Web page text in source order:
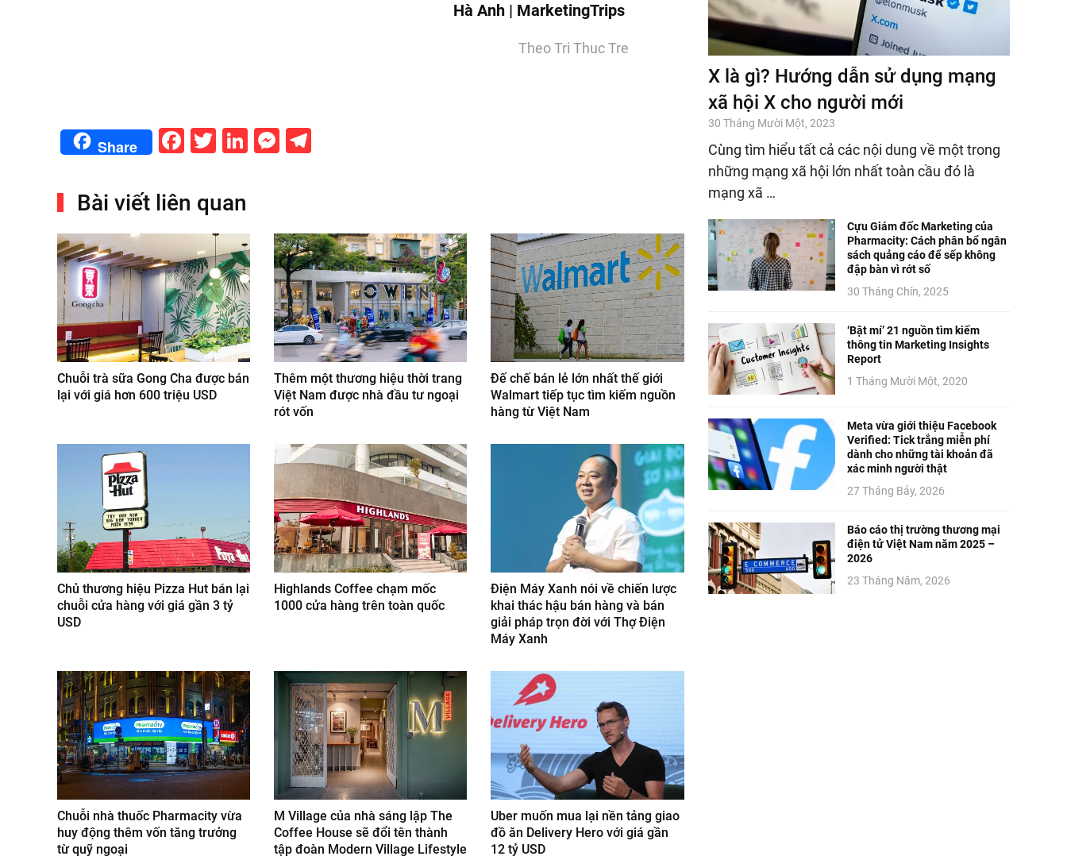
Hà Anh | MarketingTrips
Theo Tri Thuc Tre
Share Facebook
Twitter
LinkedIn
Messenger
Bài viết liên quan
Chuỗi trà sữa Gong Cha được bán
lại với giá hơn 600 triệu USD
Thêm một thương hiệu thời trang
Việt Nam được nhà đầu tư ngoại
rót vốn
Đế chế bán lẻ lớn nhất thế giới
Walmart tiếp tục tìm kiếm nguồn
hàng từ Việt Nam
Chủ thương hiệu Pizza Hut bán lại
chuỗi cửa hàng với giá gần 3 tỷ
USD
Highlands Coffee chạm mốc
1000 cửa hàng trên toàn quốc
Điện Máy Xanh nói về chiến lược
khai thác hậu bán hàng và bán
giải pháp trọn đời với Thợ Điện
Máy Xanh
Chuỗi nhà thuốc Pharmacity vừa
huy động thêm vốn tăng trưởng
từ quỹ ngoại
M Village của nhà sáng lập The
Coffee House sẽ đổi tên thành
tập đoàn Modern Village Lifestyle
Uber muốn mua lại nền tảng giao
đồ ăn Delivery Hero với giá gần
12 tỷ USD
X là gì? Hướng dẫn sử dụng mạng
xã hội X cho người mới
30 Tháng Mười Một, 2023
Cùng tìm hiểu tất cả các nội dung về một trong
những mạng xã hội lớn nhất toàn cầu đó là
mạng xã …
Cựu Giám đốc Marketing của
Pharmacity: Cách phân bổ ngân
sách quảng cáo để sếp không
đập bàn vì rớt số
30 Tháng Chín, 2025
‘Bật mí’ 21 nguồn tìm kiếm
thông tin Marketing Insights
Report
1 Tháng Mười Một, 2020
Meta vừa giới thiệu Facebook
Verified: Tick trắng miễn phí
dành cho những tài khoản đã
xác minh người thật
27 Tháng Bảy, 2026
Báo cáo thị trường thương mại
điện tử Việt Nam năm 2025 –
2026
23 Tháng Năm, 2026